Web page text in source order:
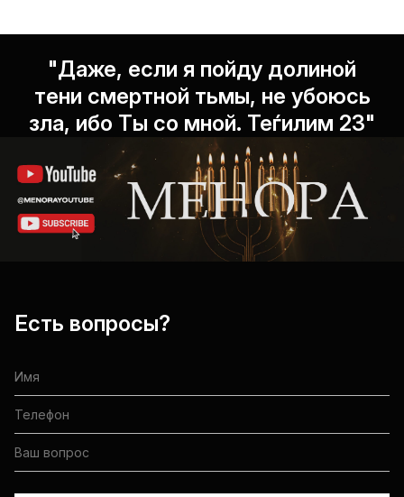
"Даже, если я пойду долиной
тени смертной тьмы, не убоюсь
зла, ибо Ты со мной. Теѓилим 23"
Есть вопросы?